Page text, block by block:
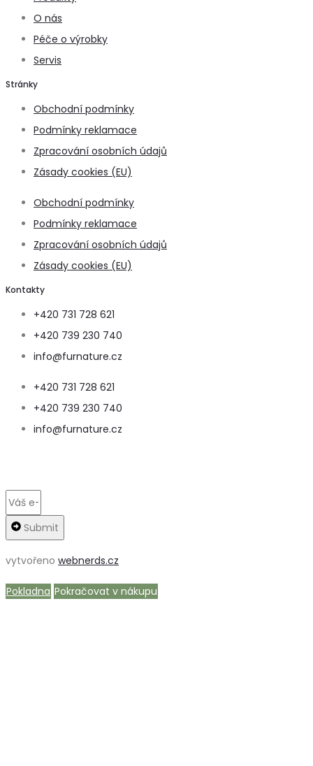
O nás
Péče o výrobky
Servis
Stránky
Obchodní podmínky
Podmínky reklamace
Zpracování osobních údajů
Zásady cookies (EU)
Obchodní podmínky
Podmínky reklamace
Zpracování osobních údajů
Zásady cookies (EU)
Kontakty
+420 731 728 621
+420 739 230 740
info@furnature.cz
+420 731 728 621
+420 739 230 740
info@furnature.cz
Submit
vytvořeno webnerds.cz
Pokladna Pokračovat v nákupu